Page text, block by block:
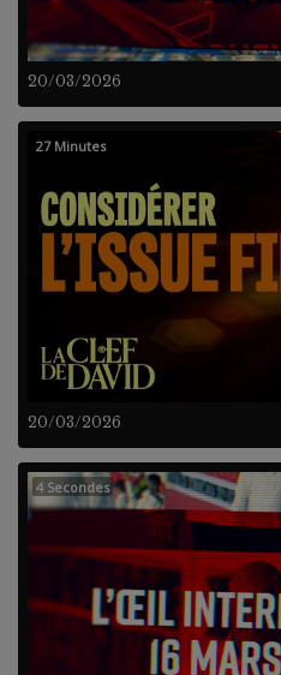
20/03/2026
20/03/2026
27 Minutes
4 Secondes